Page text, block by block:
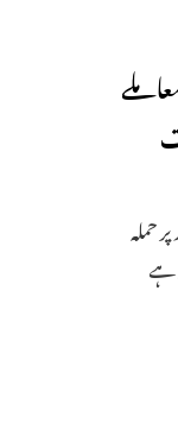
حملہ
ہے